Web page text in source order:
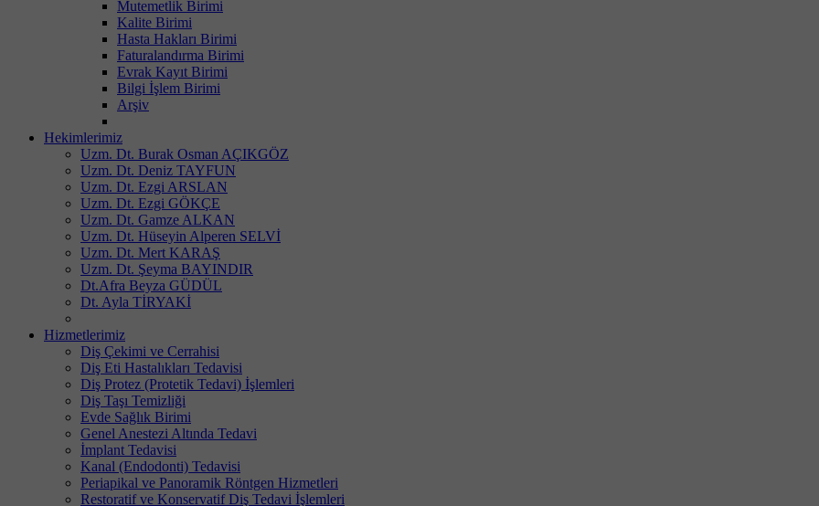
Mutemetlik Birimi
Kalite Birimi
Hasta Hakları Birimi
Faturalandırma Birimi
Evrak Kayıt Birimi
Bilgi İşlem Birimi
Arşiv
Hekimlerimiz
Uzm. Dt. Burak Osman AÇIKGÖZ
Uzm. Dt. Deniz TAYFUN
Uzm. Dt. Ezgi ARSLAN
Uzm. Dt. Ezgi GÖKÇE
Uzm. Dt. Gamze ALKAN
Uzm. Dt. Hüseyin Alperen SELVİ
Uzm. Dt. Mert KARAŞ
Uzm. Dt. Şeyma BAYINDIR
Dt.Afra Beyza GÜDÜL
Dt. Ayla TİRYAKİ
Hizmetlerimiz
Diş Çekimi ve Cerrahisi
Diş Eti Hastalıkları Tedavisi
Diş Protez (Protetik Tedavi) İşlemleri
Diş Taşı Temizliği
Evde Sağlık Birimi
Genel Anestezi Altında Tedavi
İmplant Tedavisi
Kanal (Endodonti) Tedavisi
Periapikal ve Panoramik Röntgen Hizmetleri
Restoratif ve Konservatif Diş Tedavi İşlemleri